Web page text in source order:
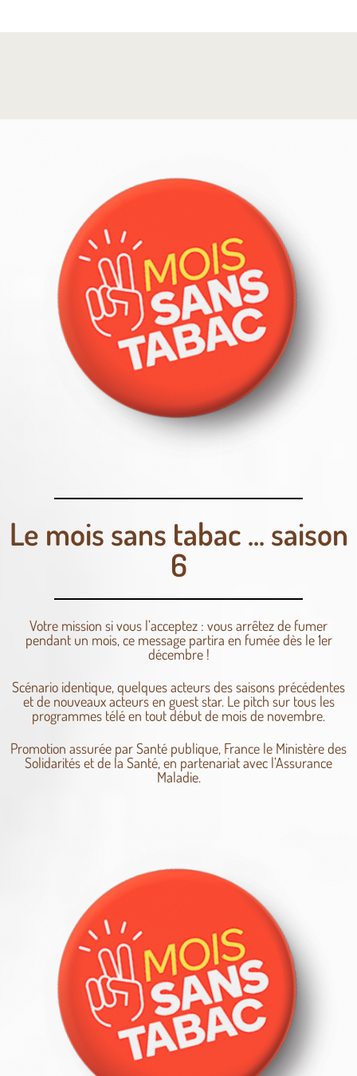
Le mois sans tabac ... saison
6
Votre mission si vous l’acceptez : vous arrêtez de fumer
pendant un mois, ce message partira en fumée dès le 1er
décembre !
Scénario identique, quelques acteurs des saisons précédentes
et de nouveaux acteurs en guest star. Le pitch sur tous les
programmes télé en tout début de mois de novembre.
Promotion assurée par Santé publique, France le Ministère des
Solidarités et de la Santé, en partenariat avec l’Assurance
Maladie.